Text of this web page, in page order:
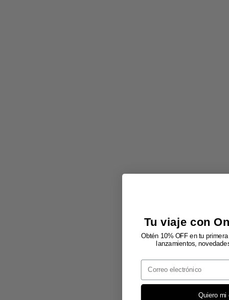
Tu viaje con
Obtén 10% OFF en tu
lanzamientos,
Email
Quiero mi